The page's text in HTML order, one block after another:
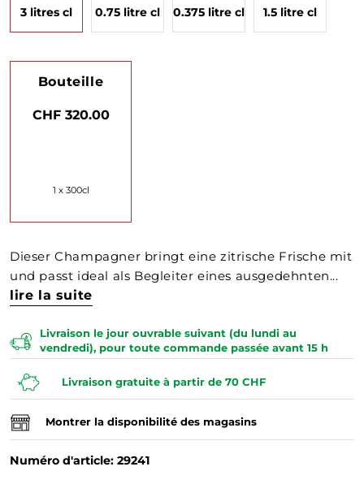
3 litres cl 0.75 litre cl 0.375 litre cl 1.5 litre cl
Bouteille
CHF 320.00
1 x 300cl
Dieser Champagner bringt eine zitrische Frische mit
und passt ideal als Begleiter eines ausgedehnten...
lire la suite
Livraison le jour ouvrable suivant (du lundi au
vendredi), pour toute commande passée avant 15 h
Livraison gratuite à partir de 70 CHF
Montrer la disponibilité des magasins
Numéro d'article: 29241